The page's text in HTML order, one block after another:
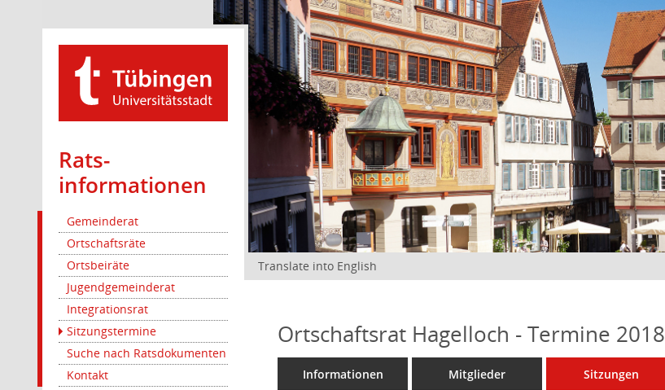
Rats­
informationen
Gemeinderat
Ortschaftsräte
Ortsbeiräte
Jugendgemeinderat
Integrationsrat
Sitzungstermine
Suche nach Ratsdokumenten
Kontakt
Translate into English
Ortschaftsrat Hagelloch - Termine 2018
Informationen Mitglieder Sitzungen